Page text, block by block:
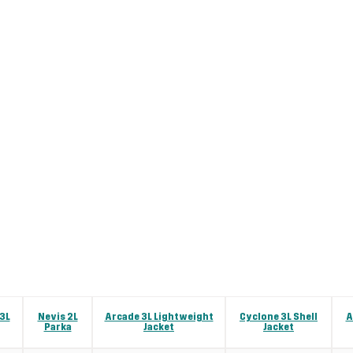
Nevis 2L
Parka
Arcade 3L Lightweight
Jacket
Cyclone 3L Shell
Jacket